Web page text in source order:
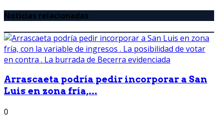
Noticias relacionadas
Arrascaeta podría pedir incorporar a San
Luis en zona fría,...
0